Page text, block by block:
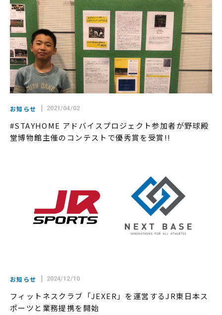
お知らせ 2021/04/02
#STAYHOME アドバイスプロジェクト参加者が野球殿
堂博物館主催のコンテストで優秀賞を受賞!!
お知らせ 2024/12/10
フィットネスクラブ「JEXER」を運営するJR東日本ス
ポーツと業務提携を開始